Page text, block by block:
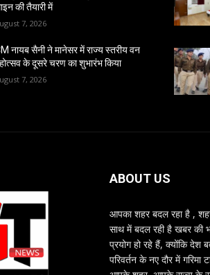
की तैयारी में
7, 2026
नायब सैनी ने मानेसर में राज्य स्तरीय वन
के दूसरे चरण का शुभारंभ किया
7, 2026
ABOUT US
आपका शहर बदल रहा है ,
साथ में बदल रही है खबर की
प्रयोग हो रहे हैं, क्योंकि देश
परिवर्तन के नए दौर में